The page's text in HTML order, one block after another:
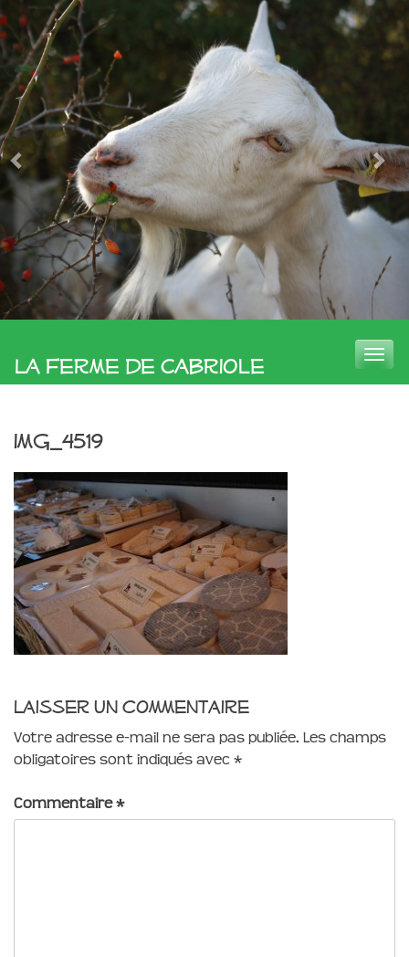
La Ferme de Cabriole
Toggle
img_4519
Laisser un commentaire
Votre adresse e-mail ne sera pas publiée. Les champs
obligatoires sont indiqués avec *
Commentaire*